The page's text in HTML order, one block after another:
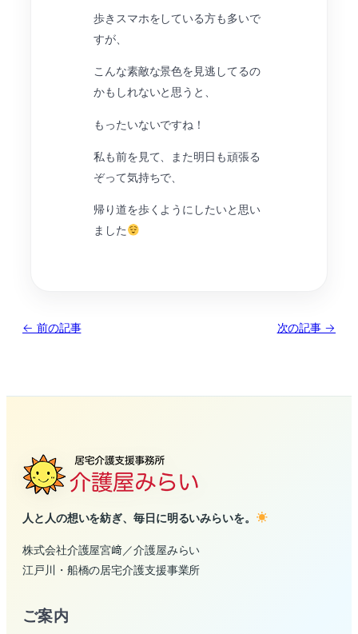
歩きスマホをしている方も多いで
すが、
こんな素敵な景色を見逃してるの
かもしれないと思うと、
もったいないですね！
私も前を見て、また明日も頑張る
ぞって気持ちで、
帰り道を歩くようにしたいと思い
ました
← 前の記事 次の記事 →
人と人の想いを紡ぎ、毎日に明るいみらいを。
株式会社介護屋宮﨑／介護屋みらい
江戸川・船橋の居宅介護支援事業所
ご案内